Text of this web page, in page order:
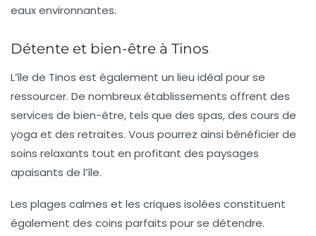
eaux environnantes.
Détente et bien-être à Tinos
L’île de Tinos est également un lieu idéal pour se
ressourcer. De nombreux établissements offrent des
services de bien-être, tels que des spas, des cours de
yoga et des retraites. Vous pourrez ainsi bénéficier de
soins relaxants tout en profitant des paysages
apaisants de l’île.
Les plages calmes et les criques isolées constituent
également des coins parfaits pour se détendre.